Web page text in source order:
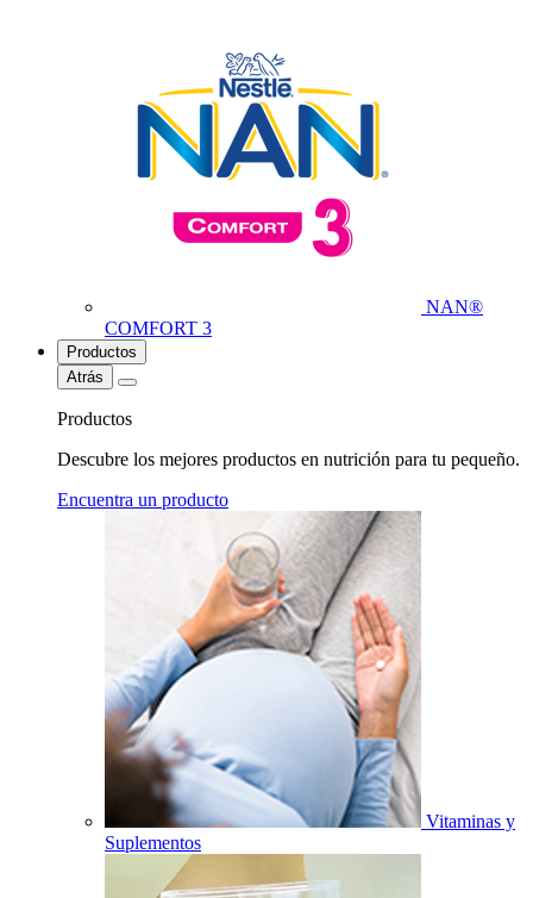
NAN®
COMFORT 3
Productos
Atrás
Productos
Descubre los mejores productos en nutrición para tu pequeño.
Encuentra un producto
Vitaminas y
Suplementos